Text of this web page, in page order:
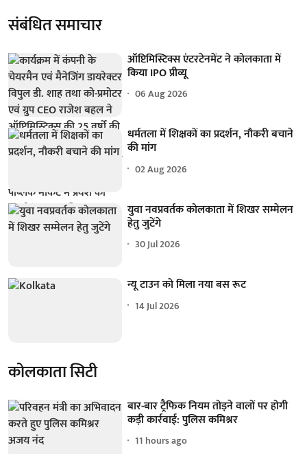
संबंधित समाचार
ऑप्टिमिस्टिक्स एंटरटेनमेंट ने कोलकाता में
किया IPO प्रीव्यू
06 Aug 2026
धर्मतला में शिक्षकों का प्रदर्शन, नौकरी बचाने
की मांग
02 Aug 2026
युवा नवप्रवर्तक कोलकाता में शिखर सम्मेलन
हेतु जुटेंगे
30 Jul 2026
न्यू टाउन को मिला नया बस रूट
14 Jul 2026
कोलकाता सिटी
बार-बार ट्रैफिक नियम तोड़ने वालों पर होगी
कड़ी कार्रवाई: पुलिस कमिश्नर
11 hours ago